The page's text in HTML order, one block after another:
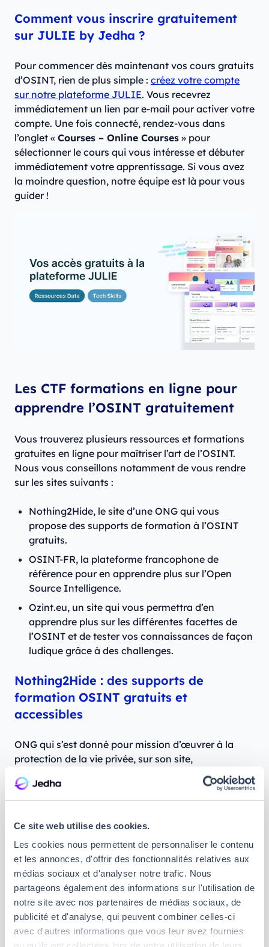
Ce site web utilise des cookies.
Les cookies nous permettent de personnaliser le contenu
et les annonces, d'offrir des fonctionnalités relatives aux
médias sociaux et d'analyser notre trafic. Nous
partageons également des informations sur l'utilisation de
notre site avec nos partenaires de médias sociaux, de
publicité et d'analyse, qui peuvent combiner celles-ci
avec d'autres informations que vous leur avez fournies
Comment vous inscrire gratuitement
sur JULIE by Jedha ?
Pour commencer dès maintenant vos cours gratuits
d’OSINT, rien de plus simple : créez votre compte
sur notre plateforme JULIE. Vous recevrez
immédiatement un lien par e-mail pour activer votre
compte. Une fois connecté, rendez-vous dans
l’onglet « Courses – Online Courses » pour
sélectionner le cours qui vous intéresse et débuter
immédiatement votre apprentissage. Si vous avez
la moindre question, notre équipe est là pour vous
guider !
Les CTF formations en ligne pour
apprendre l’OSINT gratuitement
Vous trouverez plusieurs ressources et formations
gratuites en ligne pour maîtriser l’art de l’OSINT.
Nous vous conseillons notamment de vous rendre
sur les sites suivants :
Nothing2Hide, le site d’une ONG qui vous
propose des supports de formation à l’OSINT
gratuits.
OSINT-FR, la plateforme francophone de
référence pour en apprendre plus sur l’Open
Source Intelligence.
Ozint.eu, un site qui vous permettra d’en
apprendre plus sur les différentes facettes de
l’OSINT et de tester vos connaissances de façon
ludique grâce à des challenges.
Nothing2Hide : des supports de
formation OSINT gratuits et
accessibles
ONG qui s’est donné pour mission d’œuvrer à la
protection de la vie privée, sur son site,
propose des formations gratuites en
OSINT aux pigistes, journalistes indépendants,
militants, activistes, et ONG. En plus de cela,
présentations descinq modules de sa formation
gratuitement pour que vous ayez un aperçu de ce
qui est prévu. Au programme, vous apprendrez
notamment à :
Préparer votre environnement de travail
Vérifier l’authenticité des images et vidéos
trouvées sur Internet pour vous assurer qu’il ne